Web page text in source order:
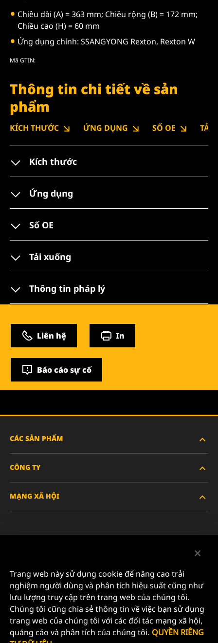
Chiều dài (A) = 363 mm; Chiều rộng (B) = 172 mm;
Chiều cao (H) = 60 mm
Ứng dụng chính: SSANGYONG Rexton, Rexton W
Mã GTIN:
Thông tin chi tiết về sản
phẩm
KÍCH THƯỚC ỨNG DỤNG SỐ OE TẢI
Kích thước
Ứng dụng
Số OE
Tải xuống
Thông tin pháp lý
Liên hệ In
Báo cáo sự cố
CÁC SẢN PHẨM
XE HÀNH KHÁCH VÀ XE TẢI NHẸ
CÔNG TY
VỀ CHÚNG TÔI
SỰ NGHIỆP
QUYỀN RIÊNG TƯ DỮ LIỆU
THÔNG BÁO PHÁP LÝ
MẠNG XÃ HỘI
Facebook
YouTube
MANN+HUMMEL FILTER TECHNOLOGY (S.E.A.) PTE
LTD
23 Rochester Park
Trang web này sử dụng cookie để nâng cao trải
nghiệm người dùng và phân tích hiệu suất cũng như
lưu lượng truy cập trên trang web của chúng tôi.
Chúng tôi cũng chia sẻ thông tin về việc bạn sử dụng
trang web của chúng tôi với các đối tác mạng xã hội,
quảng cáo và phân tích của chúng tôi. QUYỀN RIÊNG